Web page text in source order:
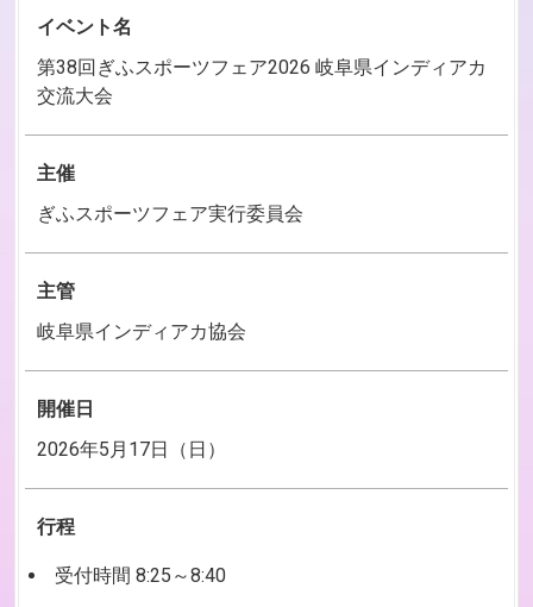
イベント名
第38回ぎふスポーツフェア2026 岐阜県インディアカ
交流大会
主催
ぎふスポーツフェア実行委員会
主管
岐阜県インディアカ協会
開催日
2026年5月17日（日）
行程
受付時間 8:25～8:40